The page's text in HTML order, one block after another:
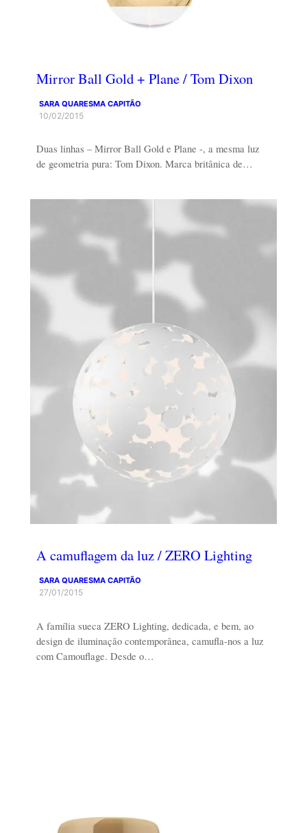
Mirror Ball Gold + Plane / Tom Dixon
SARA QUARESMA CAPITÃO
10/02/2015
Duas linhas – Mirror Ball Gold e Plane -, a mesma luz
de geometria pura: Tom Dixon. Marca britânica de…
A camuflagem da luz / ZERO Lighting
SARA QUARESMA CAPITÃO
27/01/2015
A família sueca ZERO Lighting, dedicada, e bem, ao
design de iluminação contemporânea, camufla-nos a luz
com Camouflage. Desde o…